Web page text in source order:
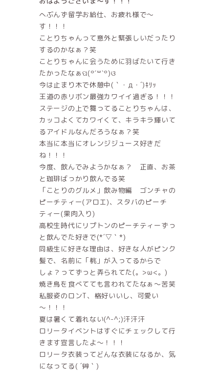
へぶんず留学お給仕、お疲れ様で～
す！！！
ことりちゃんって意外と緊張しいだったり
するのかなぁ？笑
ことりちゃんに会うために羽ばたいて行き
たかったなぁପ(꒪ˊ꒳ˋ꒪)ଓ
今は止まり木で休憩中(｀・д・´)ｷﾘｯ
王道の赤リボン最強カワイイ過ぎる！！！
ステージの上で舞ってることりちゃんは、
カッコよくてカワイくて、キラキラ輝いて
るアイドルなんだろうなぁ？笑
本当に本当にオレンジジュース好きだ
ね！！！
今度、飲んでみようかなぁ？ 正直、お茶
と珈琲ばっかり飲んでる笑
「ことりのグルメ」飲み物編 ゴンチャの
ピーチティー(アロエ)、スタバのピーチ
ティー(果肉入り)
高校生時代にリプトンのピーチティーずっ
と飲んでた好きで(*´▽｀*)
同級生に好きな理由は、好きな人がピンク
髪で、名前に「桃」が入ってるからで
しょ？ってずっと弄られてた(。>ω<。)
焼き鳥を食べてても言われてたなぁ～苦笑
私服姿のロンT、格好いいし、可愛い
～！！！
夏は暑くて着れない(^-^;)汗汗汗
ロリータイベントはすぐにチェックして行
きます宣言したよ～！！！
ロリータ衣装ってどんな衣装になるか、気
になってる( ´艸｀)